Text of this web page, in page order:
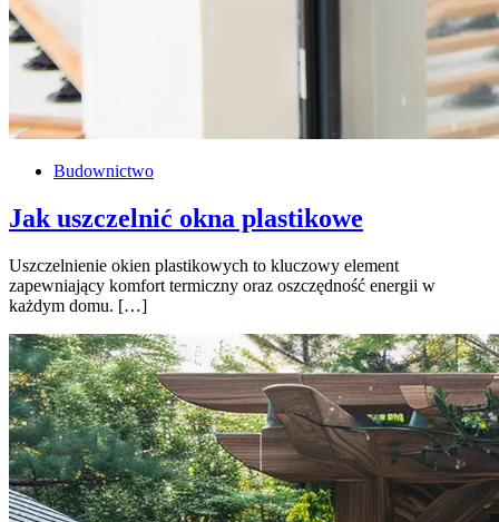
Budownictwo
Jak uszczelnić okna plastikowe
Uszczelnienie okien plastikowych to kluczowy element
zapewniający komfort termiczny oraz oszczędność energii w
każdym domu. […]